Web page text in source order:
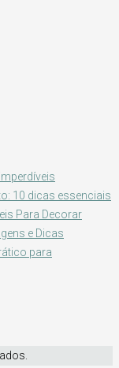
10 dicas essenciais
Para Decorar
e Dicas
para